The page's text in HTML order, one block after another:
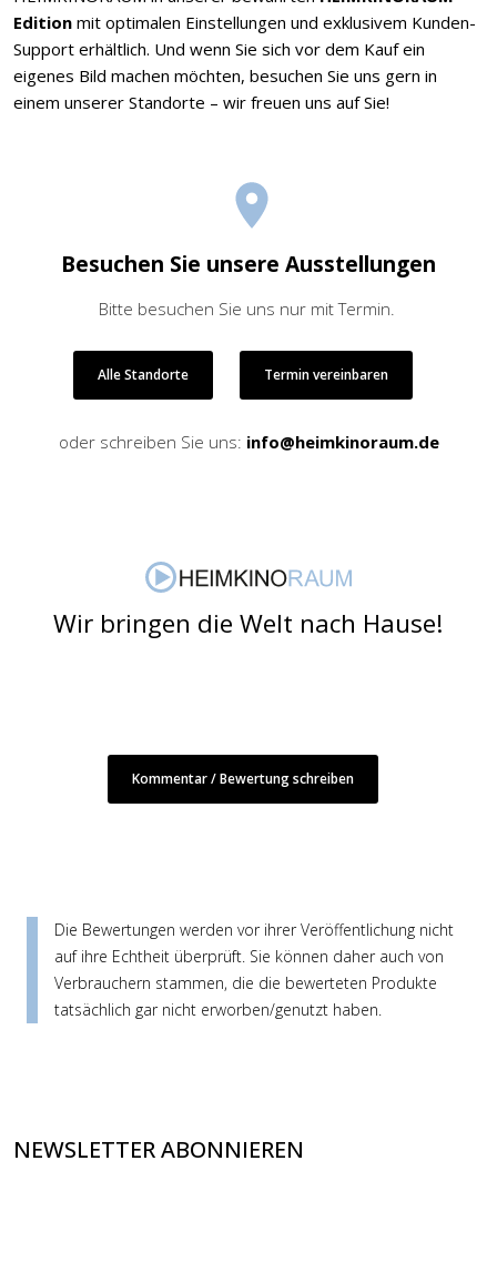
Edition mit optimalen Einstellungen und exklusivem Kunden-
Support erhältlich. Und wenn Sie sich vor dem Kauf ein
eigenes Bild machen möchten, besuchen Sie uns gern in
einem unserer Standorte – wir freuen uns auf Sie!
Besuchen Sie unsere Ausstellungen
Bitte besuchen Sie uns nur mit Termin.
Alle Standorte Termin vereinbaren
oder schreiben Sie uns: info@heimkinoraum.de
Wir bringen die Welt nach Hause!
Kommentar / Bewertung schreiben
Die Bewertungen werden vor ihrer Veröffentlichung nicht
auf ihre Echtheit überprüft. Sie können daher auch von
Verbrauchern stammen, die die bewerteten Produkte
tatsächlich gar nicht erworben/genutzt haben.
NEWSLETTER ABONNIEREN